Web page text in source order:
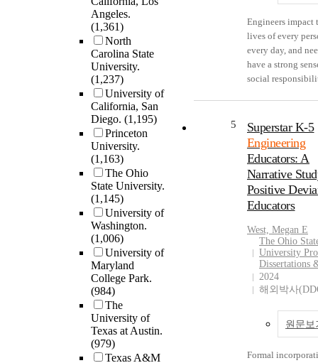
Angeles.
(1,361)
North
Carolina State
University.
(1,237)
University of
California, San
Diego. (1,195)
Princeton
University.
(1,163)
The Ohio
State University.
(1,145)
University of
Washington.
(1,006)
University of
Maryland
College Park.
(984)
The
University of
Texas at Austin.
(979)
Texas A&M
current data.
structure of the
development
used to address
difficulty of
econometrically
attributes. Third, a
hybrid
economics cost
presented, using
econometric
model to derive
parameters for
are unavailable. The
value of the
methodology is
demonstrated
three case
to evaluate U.S.
and professional
engineers. The research
questions guided
study were (a)
the mental
metaphors, and
analogies) of
and professional
engineers differ
problem and
spaces in terms of
frequency, types,
attributes? (b)
the metacognitive
regulation
monitoring, and
evaluation) of
and professional
engineers differ
problem and
spaces in terms
frequency and
resides in a social
context governed
professional
engineering
This quantitative
uses Hofstede's
Neuijen, Ohayv, &
Sanders, 1990) to
examine
engineering
the workplace,
producing a
tendency profile
practices. Further, it
explores through
hypotheses if
demographic
differentiators,
generation,
Engineers impact
lives of every
every day, and
have a strong
social
social
engineering and
futures is very
important.
identifying
that change these
and shape their
can intervene to
prepare students
their
part of the
the future. This thesis
experiences, in
own words, of 34
5
Superstar K-5
Engineering
Educators: A
Narrative
Positive
Educators
West, Megan E
The Ohio
University
Dissertations
2024
해외박사
원문보
Formal